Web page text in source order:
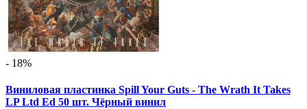
- 18%
Виниловая пластинка Spill Your Guts - The Wrath It Takes
LP Ltd Ed 50 шт. Чёрный винил